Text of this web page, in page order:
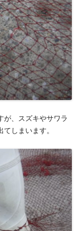
が、スズキやサワラ
しまいます。